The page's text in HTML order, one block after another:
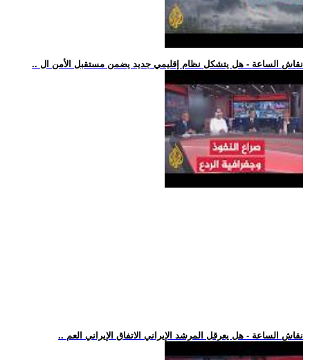
.. نقاش الساعة - هل يتشكل نظام إقليمي جديد يضمن مستقبل الأمن ال
.. نقاش الساعة - هل يعرقل المرشد الإيراني الاتفاق الإيراني العم